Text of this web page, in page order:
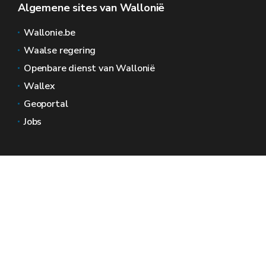
Algemene sites van Wallonië
Wallonie.be
Waalse regering
Openbare dienst van Wallonië
Wallex
Geoportal
Jobs